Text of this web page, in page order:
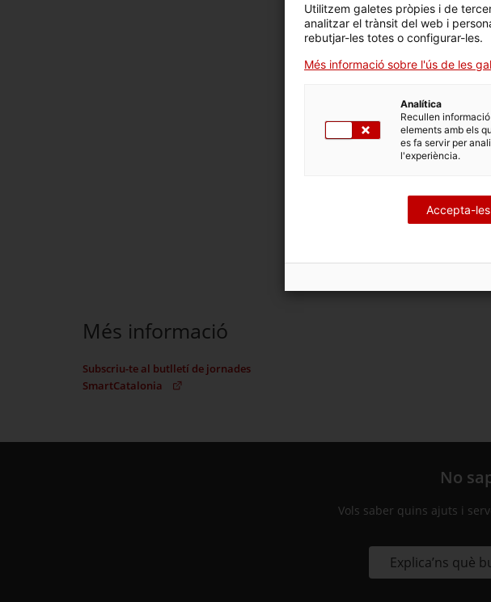
manca de
Per aquest
grans experts
descobrirem
ocupabilitat
El programa
Lucía
Jesús
Més informació
Subscriu-te al butlletí de jornades
SmartCatalonia
(Obre en una nova finestra)
No
Vols saber quins ajuts i
Explica’ns què
Utilitzem galetes pròpies i de
analitzar el trànsit del web i
rebutjar-les totes o configurar-les.
Més informació sobre l'ús de les
Analítica
Recullen
elements amb els
es fa servir per
l'experiència.
Accepta-